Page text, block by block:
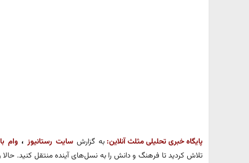
پایگاه خبری تحلیلی مثلث آنلاین: به گزارشسایت رستانیوز،وام
تلاش کردید تا فرهنگ و دانش را به نسل‌های آینده منتقل کنید.